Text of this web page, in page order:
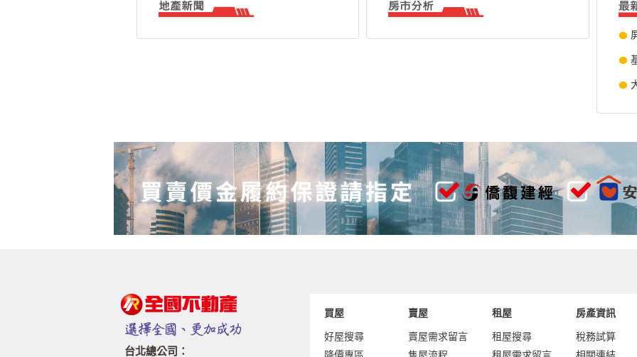
台北總公司：
買屋
好屋搜尋
賣屋
賣屋需求留言
租屋
租屋搜尋
房產資訊
稅務試算